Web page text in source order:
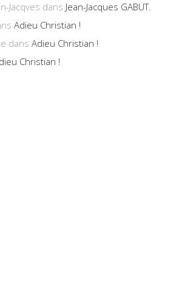
Jacqves dans Jean-Jacques GABUT.
Adieu Christian !
dans Adieu Christian !
Christian !